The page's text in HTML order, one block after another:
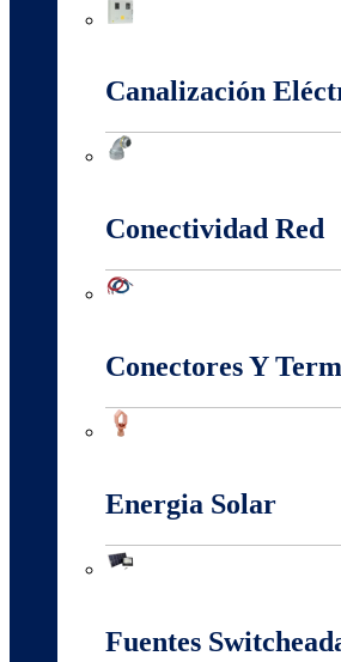
Canalización
Conectividad Red
Conectores Y
Energia Solar
Fuentes